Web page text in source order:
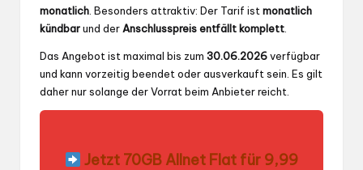
monatlich . Besonders attraktiv: Der Tarif ist monatlich
kündbarund der Anschlusspreis entfällt komplett
Das Angebot ist maximal bis zum 30.06.2026verfügbar
und kann vorzeitig beendet oder ausverkauft sein. Es gilt
daher nur solange der Vorrat beim Anbieter reicht.
Jetzt 70GB Allnet Flat für 9,99